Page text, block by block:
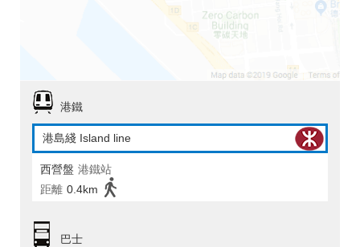
港鐵
港島綫 Island line
西營盤 港鐵站
距離 0.4km
巴士